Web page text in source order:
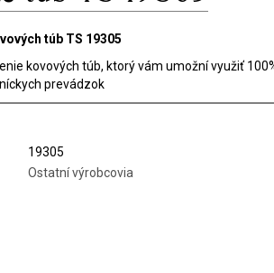
túb TS 19305
kovových túb, ktorý vám umožní využiť
prevádzok
19305
Ostatní výrobcovia